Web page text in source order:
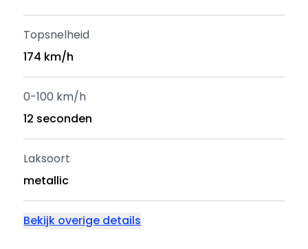
Topsnelheid
174 km/h
0-100 km/h
12 seconden
Laksoort
metallic
Bekijk overige details